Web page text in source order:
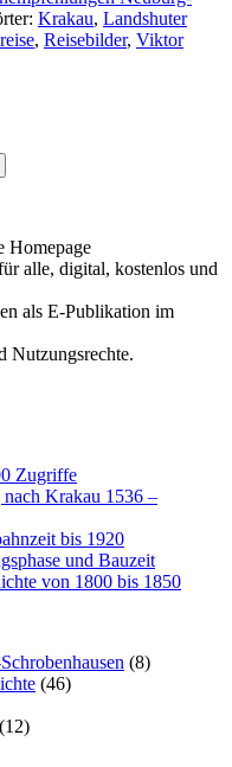
Krakau, Landshuter
, Reisebilder, Viktor
Homepage
alle, digital, kostenlos und
als E-Publikation im
Nutzungsrechte.
Zugriffe
Krakau 1536 –
bis 1920
und Bauzeit
von 1800 bis 1850
(8)
(46)
(12)